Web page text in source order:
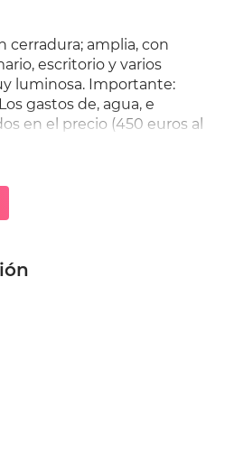
cerradura; amplia, con
escritorio y varios
luminosa. Importante:
gastos de, agua, e
en el precio (450 euros al
euros al mes mas gastos
sin ascensor. El piso
del río, a un minuto
(metro línea 4) que va a las
16-26-28-95- 94-C2). Tiene
en el pasillo. Hay
las inquilinas.